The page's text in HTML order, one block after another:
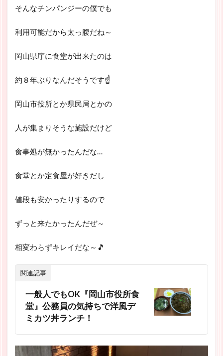
そんなチンパンジーの僕でも
利用可能だから太っ腹だね～
岡山県庁に食堂が出来たのは
約８年ぶりなんだそうです☝
岡山市役所とか県民局とかの
人が集まりそうな施設だけど
食事処が無かったんだな…
食堂とか定食屋が好きだし
値段も安かったりするので
ずっと来たかったんだぜ～
相変わらずキレイだな～🎵
関連記事
一般人でもOK『岡山市役所食
堂』公務員の気持ちで洋風デ
ミカツ丼ランチ！